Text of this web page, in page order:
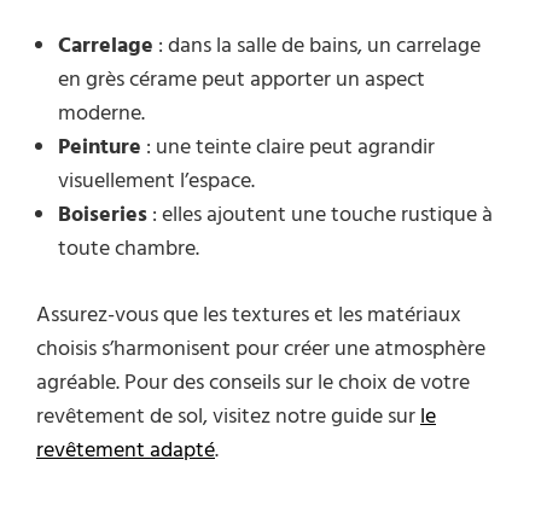
Carrelage : dans la salle de bains, un carrelage
en grès cérame peut apporter un aspect
moderne.
Peinture : une teinte claire peut agrandir
visuellement l’espace.
Boiseries: elles ajoutent une touche rustique à
toute chambre.
Assurez-vous que les textures et les matériaux
choisis s’harmonisent pour créer une atmosphère
agréable. Pour des conseils sur le choix de votre
revêtement de sol, visitez notre guide surle
revêtement adapté.